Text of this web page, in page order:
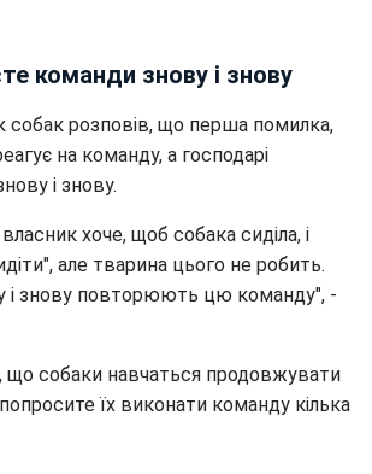
команди знову і знову
собак розповів, що перша помилка,
на команду, а господарі
і знову.
хоче, щоб собака сиділа, і
але тварина цього не робить.
і знову повторюють цю команду", -
що собаки навчаться продовжувати
їх виконати команду кілька